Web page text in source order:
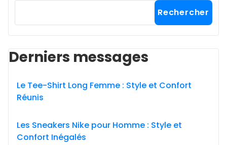
Rechercher
Derniers messages
Le Tee-Shirt Long Femme : Style et Confort
Réunis
Les Sneakers Nike pour Homme : Style et
Confort Inégalés